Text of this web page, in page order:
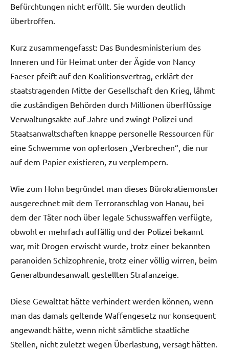
Befürchtungen nicht erfüllt. Sie wurden deutlich
übertroffen.
Kurz zusammengefasst: Das Bundesministerium des
Inneren und für Heimat unter der Ägide von Nancy
Faeser pfeift auf den Koalitionsvertrag, erklärt der
staatstragenden Mitte der Gesellschaft den Krieg, lähmt
die zuständigen Behörden durch Millionen überflüssige
Verwaltungsakte auf Jahre und zwingt Polizei und
Staatsanwaltschaften knappe personelle Ressourcen für
eine Schwemme von opferlosen „Verbrechen“, die nur
auf dem Papier existieren, zu verplempern.
Wie zum Hohn begründet man dieses Bürokratiemonster
ausgerechnet mit dem Terroranschlag von Hanau, bei
dem der Täter noch über legale Schusswaffen verfügte,
obwohl er mehrfach auffällig und der Polizei bekannt
war, mit Drogen erwischt wurde, trotz einer bekannten
paranoiden Schizophrenie, trotz einer völlig wirren, beim
Generalbundesanwalt gestellten Strafanzeige.
Diese Gewalttat hätte verhindert werden können, wenn
man das damals geltende Waffengesetz nur konsequent
angewandt hätte, wenn nicht sämtliche staatliche
Stellen, nicht zuletzt wegen Überlastung, versagt hätten.